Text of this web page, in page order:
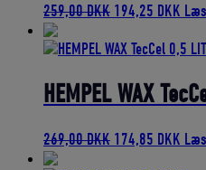
259,00DKK Den
pris
259,00 DKK.
194,25 DKK Den
pris
HEMPEL WAX
269,00DKK Den
174,85 DKK Den